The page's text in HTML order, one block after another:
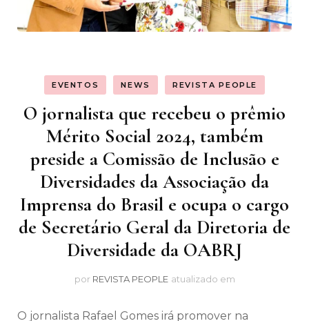
EVENTOS NEWS REVISTA PEOPLE
O jornalista que recebeu o prêmio
Mérito Social 2024, também
preside a Comissão de Inclusão e
Diversidades da Associação da
Imprensa do Brasil e ocupa o cargo
de Secretário Geral da Diretoria de
Diversidade da OABRJ
por REVISTA PEOPLE atualizado em
O jornalista Rafael Gomes irá promover na